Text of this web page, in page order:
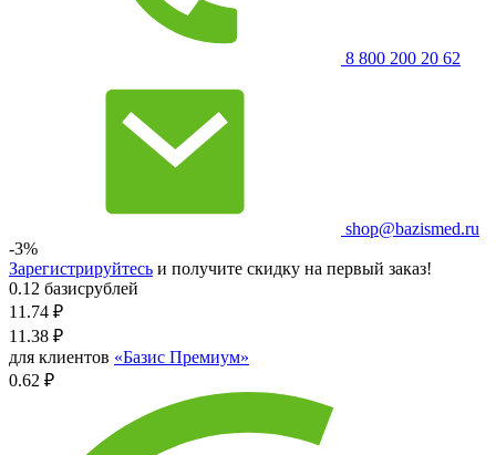
8 800 200 20 62
shop@bazismed.ru
-3%
Зарегистрируйтесь и получите скидку на первый заказ!
0.12 базисрублей
11.74 ₽
11.38 ₽
для клиентов «Базис Премиум»
0.62 ₽